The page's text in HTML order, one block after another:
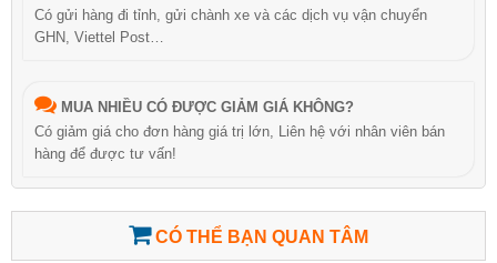
Có gửi hàng đi tỉnh, gửi chành xe và các dịch vụ vận chuyển
GHN, Viettel Post…
MUA NHIỀU CÓ ĐƯỢC GIẢM GIÁ KHÔNG?
Có giảm giá cho đơn hàng giá trị lớn, Liên hệ với nhân viên bán
hàng để được tư vấn!
CÓ THỂ BẠN QUAN TÂM